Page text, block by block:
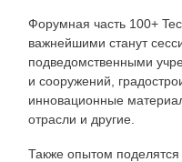
Форумная часть 100+
важнейшими станут
подведомственными
и сооружений,
инновационные
отрасли и другие.
Также опытом